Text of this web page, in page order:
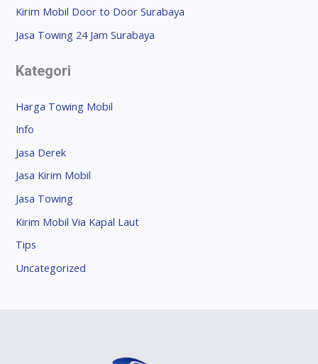
Kirim Mobil Door to Door Surabaya
Jasa Towing 24 Jam Surabaya
Kategori
Harga Towing Mobil
Info
Jasa Derek
Jasa Kirim Mobil
Jasa Towing
Kirim Mobil Via Kapal Laut
Tips
Uncategorized